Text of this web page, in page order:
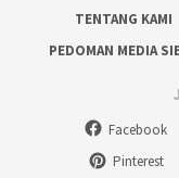
TENTANG KAMI
PEDOMAN MEDIA
Facebook
Pinterest